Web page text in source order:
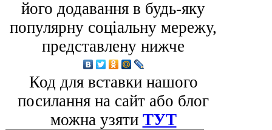
його додавання в будь-яку
популярну соціальну мережу,
представлену нижче
Код для вставки нашого
посилання на сайт або блог
можна узяти ТУТ